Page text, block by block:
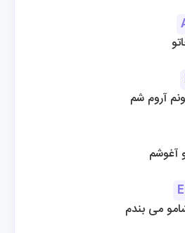
آروم شم
آغوشم
می بندم